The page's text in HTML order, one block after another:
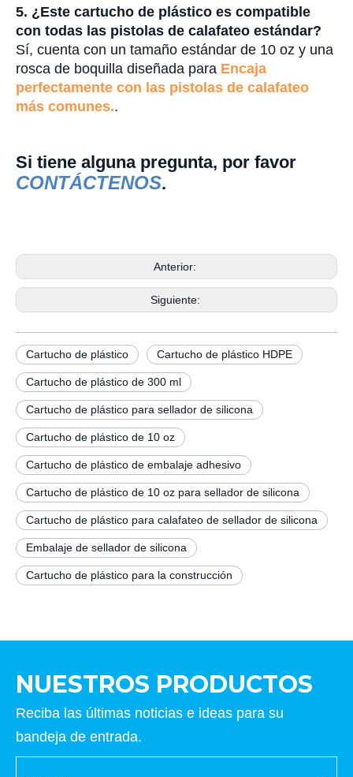
5. ¿Este cartucho de plástico es compatible
con todas las pistolas de calafateo estándar?
Sí, cuenta con un tamaño estándar de 10 oz y una
rosca de boquilla diseñada para Encaja
perfectamente con las pistolas de calafateo
más comunes..
Si tiene alguna pregunta, por favor
CONTÁCTENOS.
Anterior:
Siguiente:
Cartucho de plástico Cartucho de plástico HDPE
Cartucho de plástico de 300 ml
Cartucho de plástico para sellador de silicona
Cartucho de plástico de 10 oz
Cartucho de plástico de embalaje adhesivo
Cartucho de plástico de 10 oz para sellador de silicona
Cartucho de plástico para calafateo de sellador de silicona
Embalaje de sellador de silicona
Cartucho de plástico para la construcción
NUESTROS PRODUCTOS
Reciba las últimas noticias e ideas para su
bandeja de entrada.